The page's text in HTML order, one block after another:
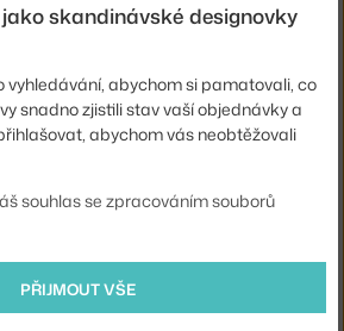
dřevo, mosaz, laminát
/ linoleum
po prodloužení délku 280 cm.
skandinávské designovky
vyhledávání, abychom si pamatovali, co
snadno zjistili stav vaší objednávky a
abychom vás neobtěžovali
souhlas se zpracováním souborů
PŘIJMOUT VŠE